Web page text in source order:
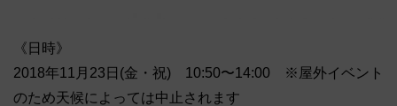
《日時》
2018年11月23日(金・祝) 10:50〜14:00 ※屋外イベント
のため天候によっては中止されます